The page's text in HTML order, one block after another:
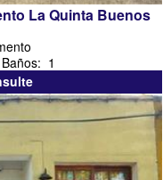
La Quinta Buenos
1